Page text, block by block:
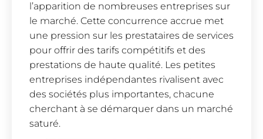
l’apparition de nombreuses entreprises sur
le marché. Cette concurrence accrue met
une pression sur les prestataires de services
pour offrir des tarifs compétitifs et des
prestations de haute qualité. Les petites
entreprises indépendantes rivalisent avec
des sociétés plus importantes, chacune
cherchant à se démarquer dans un marché
saturé.